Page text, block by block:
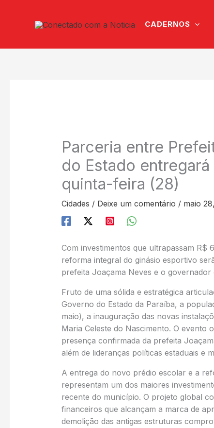
CADERNOS
Parceria entre
do Estado
quinta-feira (28)
Cidades / Deixe um comentário / maio
Com investimentos que ultrapassam R$
reforma integral do ginásio esportivo
prefeita Joaçama Neves e o governador
Fruto de uma sólida e estratégica
Governo do Estado da Paraíba, a
maio), a inauguração das novas
Maria Celeste do Nascimento. O evento
presença confirmada da prefeita
além de lideranças políticas estaduais e
A entrega do novo prédio escolar e a
representam um dos maiores
recente do município. O projeto global
financeiros que alcançam a marca de
demolição das antigas estruturas